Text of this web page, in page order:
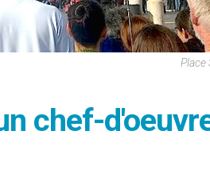
Place
chef-